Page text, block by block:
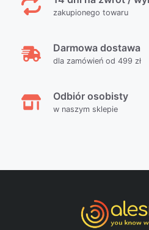
zakupionego towaru
Darmowa dostawa
dla zamówień od 499 zł
Odbiór osobisty
w naszym sklepie